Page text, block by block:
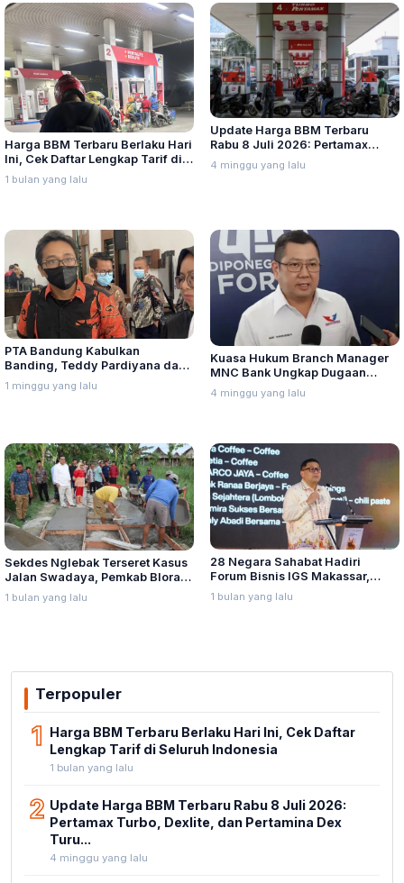
Harga BBM Terbaru Berlaku Hari
Ini, Cek Daftar Lengkap Tarif di
Seluruh Indonesia
1 bulan yang lalu
Update Harga BBM Terbaru
Rabu 8 Juli 2026: Pertamax
Turbo, Dexlite, dan Pertamina
Dex Turun
4 minggu yang lalu
PTA Bandung Kabulkan
Banding, Teddy Pardiyana dan
Bintang Ditetapkan Ahli Waris
Lina Jubaedah
1 minggu yang lalu
Kuasa Hukum Branch Manager
MNC Bank Ungkap Dugaan
Penganiayaan oleh Hary Tanoe
di MNC Towe
4 minggu yang lalu
Sekdes Nglebak Terseret Kasus
Jalan Swadaya, Pemkab Blora
Sebut Pendampingan Hukum
Bukan Kewenangannya
1 bulan yang lalu
28 Negara Sahabat Hadiri
Forum Bisnis IGS Makassar,
Munafri Tawarkan Investasi
Stadion Untia
1 bulan yang lalu
Terpopuler
1 Harga BBM Terbaru Berlaku Hari Ini, Cek Daftar
Lengkap Tarif di Seluruh Indonesia
1 bulan yang lalu
2 Update Harga BBM Terbaru Rabu 8 Juli 2026:
Pertamax Turbo, Dexlite, dan Pertamina Dex
Turu...
4 minggu yang lalu